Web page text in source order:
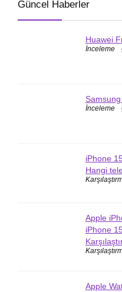
Güncel Haberler
Huawei
İnceleme
İnceleme
iPhone
Hangi
Apple
iPhone
Apple